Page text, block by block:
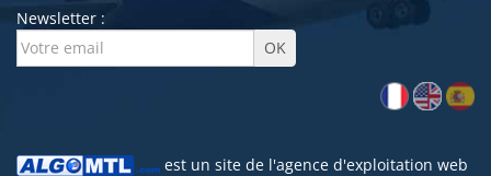
Newsletter :
est un site de l'agence d'exploitation web